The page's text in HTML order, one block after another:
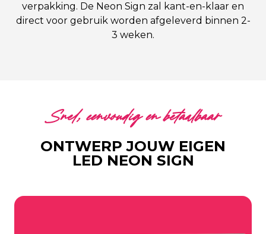
verpakking. De Neon Sign zal kant-en-klaar en
direct voor gebruik worden afgeleverd binnen 2-
3 weken.
Snel, eenvoudig en betaalbaar
ONTWERP JOUW EIGEN
LED NEON SIGN